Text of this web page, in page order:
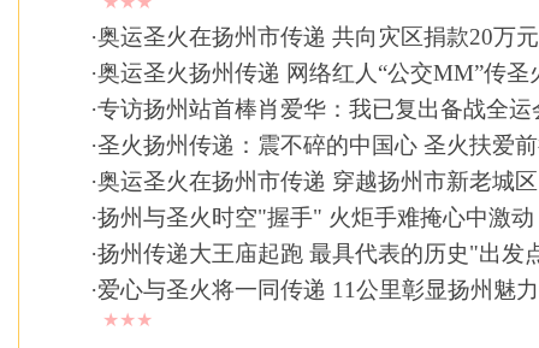
·奥运圣火在扬州市传递 共向灾区捐款20万元
·奥运圣火扬州传递 网络红人“公交MM”传圣
·专访扬州站首棒肖爱华：我已复出备战全运
·圣火扬州传递：震不碎的中国心 圣火扶爱
·奥运圣火在扬州市传递 穿越扬州市新老城区
·扬州与圣火时空"握手" 火炬手难掩心中激动
·扬州传递大王庙起跑 最具代表的历史"出发
·爱心与圣火将一同传递 11公里彰显扬州魅
★★★